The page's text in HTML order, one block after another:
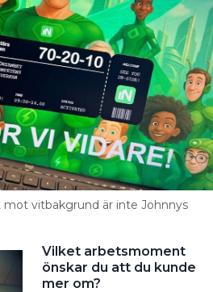
vitbakgrund är inte Johnnys
Vilket arbetsmoment
önskar du att du kunde
mer om?